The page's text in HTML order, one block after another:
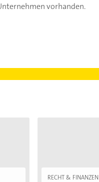
vorhanden.
RECHT & FINANZEN